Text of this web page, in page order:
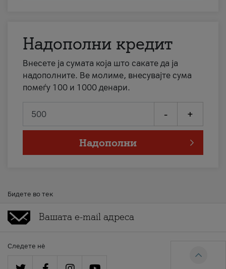
Надополни кредит
Внесете ја сумата која што сакате да ја
надополните. Ве молиме, внесувајте сума
помеѓу 100 и 1000 денари.
- +
Надополни
Бидете во тек
Следете нè